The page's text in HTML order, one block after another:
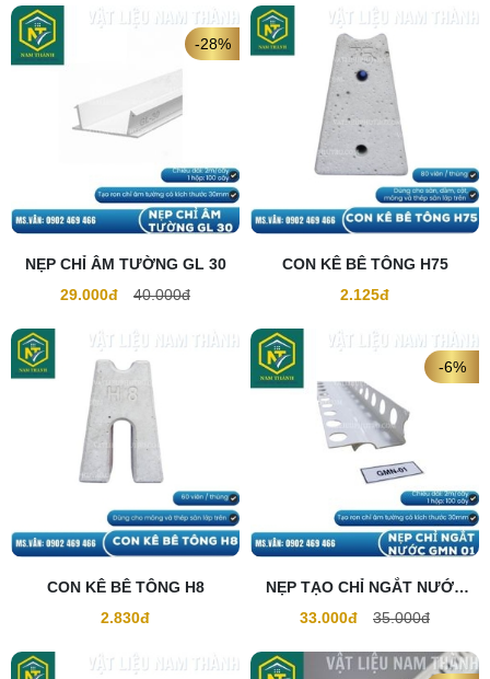
NẸP CHỈ ÂM TƯỜNG GL 30
29.000đ
40.000đ
-28%
CON KÊ BÊ TÔNG H75
2.125đ
CON KÊ BÊ TÔNG H8
2.830đ
NẸP TẠO CHỈ NGẮT NƯỚC
GMN 01
33.000đ 35.000đ
-6%